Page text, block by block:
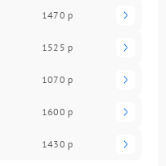
1470 р
1525 р
1070 р
1600 р
1430 р